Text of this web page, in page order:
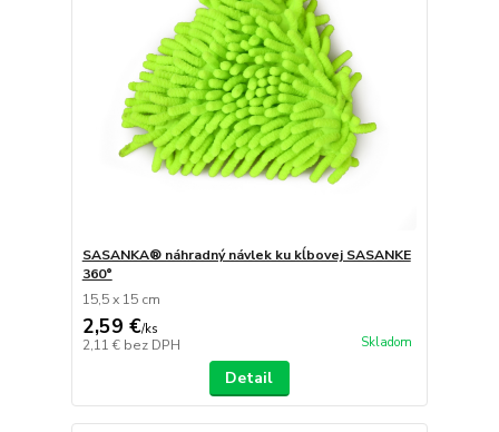
SASANKA® náhradný návlek ku kĺbovej SASANKE
360°
15,5 x 15 cm
2,59 €/ks
2,11 € bez DPH Skladom
Detail